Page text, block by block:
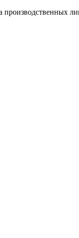
производственных